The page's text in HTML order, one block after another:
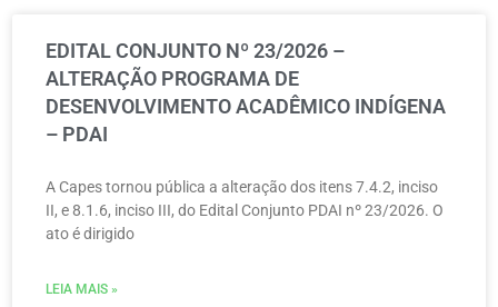
EDITAL CONJUNTO Nº 23/2026 –
ALTERAÇÃO PROGRAMA DE
DESENVOLVIMENTO ACADÊMICO INDÍGENA
– PDAI
A Capes tornou pública a alteração dos itens 7.4.2, inciso
II, e 8.1.6, inciso III, do Edital Conjunto PDAI nº 23/2026. O
ato é dirigido
LEIA MAIS »